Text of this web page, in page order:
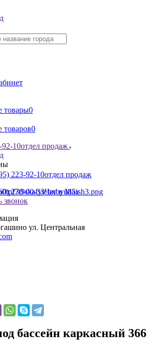
товары0
товаров0
92-10отдел продаж
223-92-10отдел продаж
230-00-33Чат в Max
звонок
ул. Центральная
бассейн каркасный 366